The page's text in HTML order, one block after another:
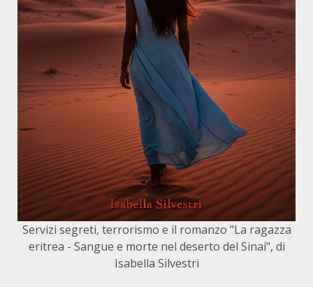
Servizi segreti, terrorismo e il romanzo "La ragazza
eritrea - Sangue e morte nel deserto del Sinai", di
Isabella Silvestri